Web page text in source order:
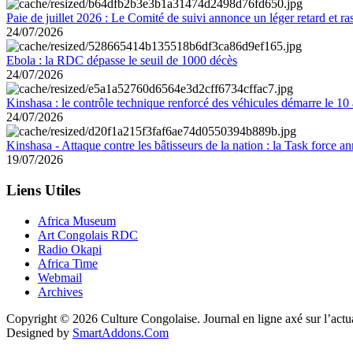
Paie de juillet 2026 : Le Comité de suivi annonce un léger retard et
24/07/2026
Ebola : la RDC dépasse le seuil de 1000 décès
24/07/2026
Kinshasa : le contrôle technique renforcé des véhicules démarre le 10
24/07/2026
Kinshasa - Attaque contre les bâtisseurs de la nation : la Task force
19/07/2026
Liens Utiles
Africa Museum
Art Congolais RDC
Radio Okapi
Africa Time
Webmail
Archives
Copyright © 2026 Culture Congolaise. Journal en ligne axé sur
Designed by SmartAddons.Com